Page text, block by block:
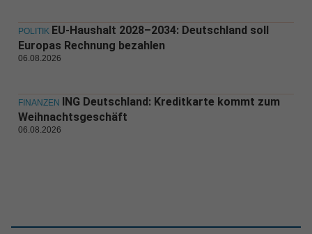
POLITIK EU-Haushalt 2028–2034: Deutschland soll
Europas Rechnung bezahlen
06.08.2026
FINANZEN
ING Deutschland: Kreditkarte kommt zum
Weihnachtsgeschäft
06.08.2026